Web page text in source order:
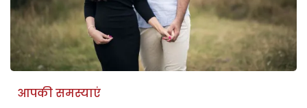
आपकी समस्याएं